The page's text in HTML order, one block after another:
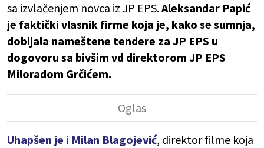
sa izvlačenjem novca iz JP EPS.Aleksandar Papić
je faktički vlasnik firme koja je, kako se sumnja,
dobijala nameštene tendere za JP EPS u
dogovoru sa bivšim vd direktorom JP EPS
Miloradom Grčićem.
Uhapšen je i Milan Blagojević, direktor filme koja